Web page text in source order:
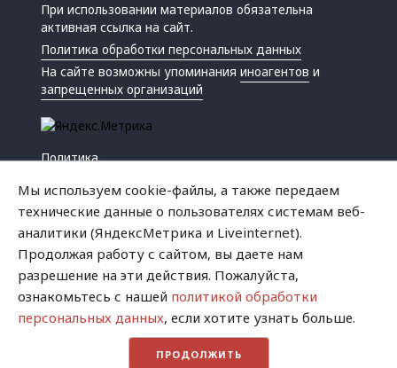
При использовании материалов обязательна
активная ссылка на сайт.
Политика обработки персональных данных
На сайте возможны упоминанияиноагентов и
запрещенных организаций
Политика
Криминал
Успех
Хватит это терпеть
Мы используем cookie-файлы, а также передаем
технические данные о пользователях системам веб-
аналитики (ЯндексМетрика и Liveinternet).
Продолжая работу с сайтом, вы даете нам
разрешение на эти действия. Пожалуйста,
ознакомьтесь с нашей политикой обработки
персональных данных, если хотите узнать больше.
ПРОДОЛЖИТЬ